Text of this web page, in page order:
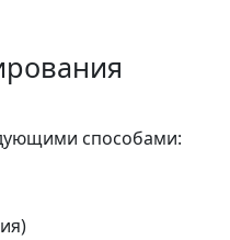
способами: